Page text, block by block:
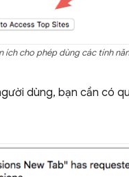
ích cho phép dùng các tính
dùng, bạn cần có